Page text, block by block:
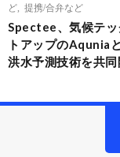
ど
提携/合弁など
Spectee、気候テッ
トアップのAqunia
洪水予測技術を共